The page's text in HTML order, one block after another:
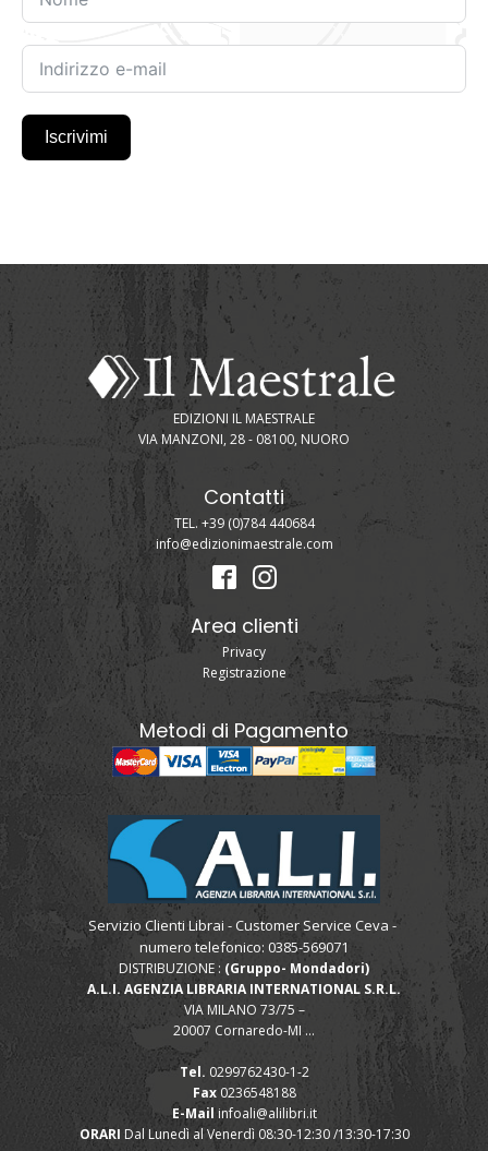
Iscrivimi
EDIZIONI IL MAESTRALE
VIA MANZONI, 28 - 08100, NUORO
Contatti
TEL. +39 (0)784 440684
info@edizionimaestrale.com
Area clienti
Privacy
Registrazione
Metodi di Pagamento
Servizio Clienti Librai - Customer Service Ceva -
numero telefonico: 0385-569071
DISTRIBUZIONE : (Gruppo- Mondadori)
A.L.I. AGENZIA LIBRARIA INTERNATIONAL S.R.L.
VIA MILANO 73/75 –
20007 Cornaredo-MI ...
Tel. 0299762430-1-2
Fax0236548188
E-Mail infoali@alilibri.it
ORARI Dal Lunedì al Venerdì 08:30-12:30 /13:30-17:30